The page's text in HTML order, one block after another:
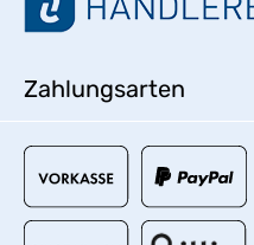
Zahlungsarten